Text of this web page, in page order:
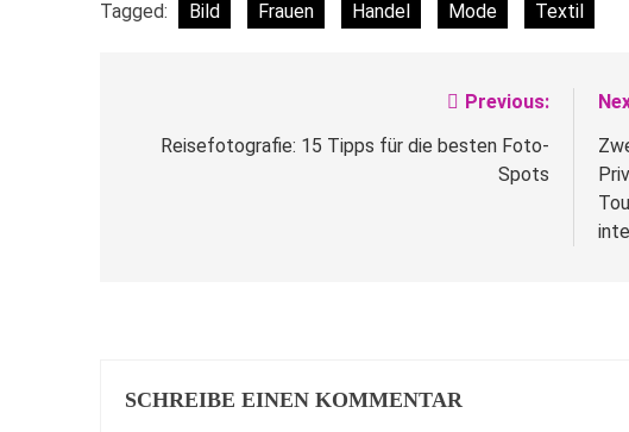
Tagged: Bild Frauen Handel Mode Textil
Previous:
Reisefotografie: 15 Tipps für die besten Foto-
Spots
SCHREIBE EINEN KOMMENTAR